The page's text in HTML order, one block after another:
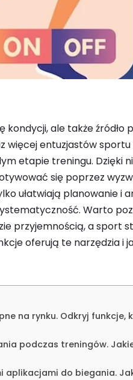
ale także źródło
więcej entuzjastów
etapie treningu. Dzięki
się poprzez
ułatwiają planowanie i
Warto
przyjemnością, a sport
oferują te narzędzia i
na rynku. Odkryj funkcje,
podczas treningów.
aplikacjami do biegania.